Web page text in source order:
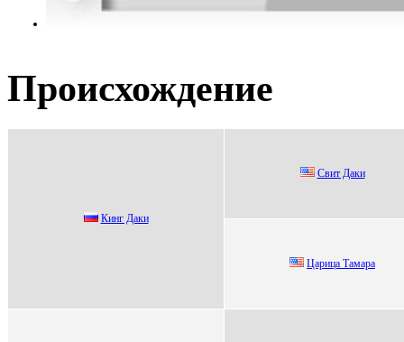
Происхождение
Кинг Дaки
Cвит Дaки
Цapицa Тaмapa